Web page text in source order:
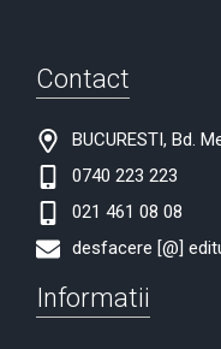
Contact
BUCURESTI, Bd.
0740 223 223
021 461 08 08
desfacere [@]
Informatii